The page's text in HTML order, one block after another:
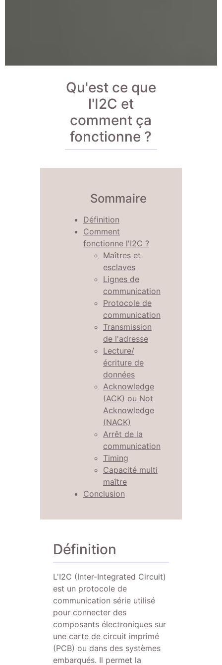
Qu'est ce que
l'I2C et
comment ça
fonctionne ?
Sommaire
Définition
Comment
fonctionne l'I2C ?
Maîtres et
esclaves
Lignes de
communication
Protocole de
communication
Transmission
de l'adresse
Lecture/
écriture de
données
Acknowledge
(ACK) ou Not
Acknowledge
(NACK)
Arrêt de la
communication
Timing
Capacité multi
maître
Conclusion
Définition
L'I2C (Inter-Integrated Circuit)
est un protocole de
communication série utilisé
pour connecter des
composants électroniques sur
une carte de circuit imprimé
(PCB) ou dans des systèmes
embarqués. Il permet la